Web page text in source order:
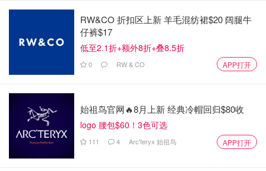
RW&CO 折扣区上新 羊毛混纺裙$20 阔腿牛
仔裤$17
低至2.1折+额外8折+叠8.5折
0 RW & CO APP打开
始祖鸟官网🔥8月上新 经典冷帽回归$80收
logo 腰包$60！3色可选
111 4 Arc'teryx 始祖鸟 APP打开